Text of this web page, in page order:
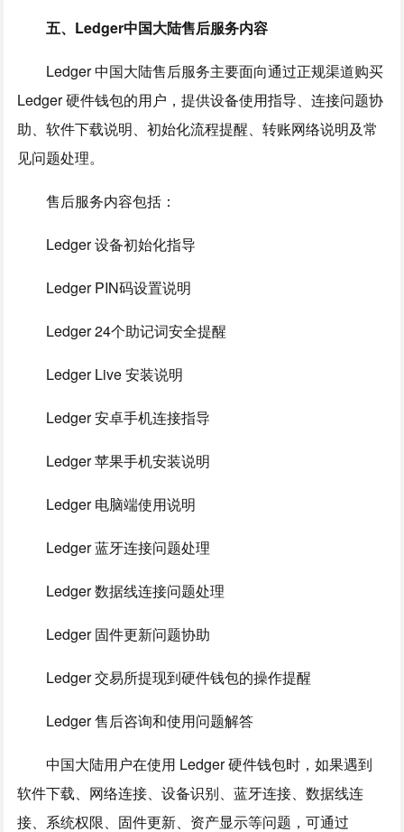
五、Ledger中国大陆售后服务内容
Ledger 中国大陆售后服务主要面向通过正规渠道购买
Ledger 硬件钱包的用户，提供设备使用指导、连接问题协
助、软件下载说明、初始化流程提醒、转账网络说明及常
见问题处理。
售后服务内容包括：
Ledger 设备初始化指导
Ledger PIN码设置说明
Ledger 24个助记词安全提醒
Ledger Live 安装说明
Ledger 安卓手机连接指导
Ledger 苹果手机安装说明
Ledger 电脑端使用说明
Ledger 蓝牙连接问题处理
Ledger 数据线连接问题处理
Ledger 固件更新问题协助
Ledger 交易所提现到硬件钱包的操作提醒
Ledger 售后咨询和使用问题解答
中国大陆用户在使用 Ledger 硬件钱包时，如果遇到
软件下载、网络连接、设备识别、蓝牙连接、数据线连
接、系统权限、固件更新、资产显示等问题，可通过